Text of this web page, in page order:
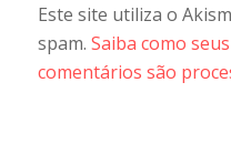
Este site utiliza o
spam. Saiba como
comentários são